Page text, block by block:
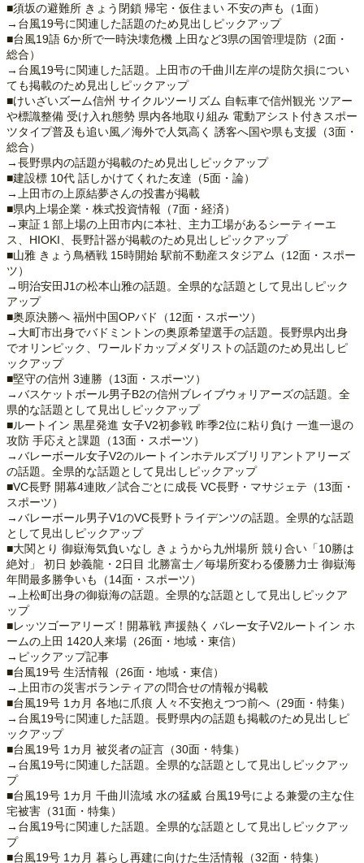
■須坂の避難所 きょう閉鎖 帰宅・仮住まい 不安の声も（1面）
→台風19号に関連した話題のため見出しピックアップ
■台風19語 6か所で一時決壊危機 上田など3県の国管理堤防（2面・
総合）
→台風19号に関連した話題。上田市の千曲川左岸の堤防欠損につい
ても掲載のため見出しピックアップ
■けいざいズーム信州 サイクルツーリズム 自転車で信州観光 ツアー
や標識整備 受け入れ態勢 県内各地取り組み 電動アシスト付きスポー
ツタイプ普及も追い風／海外で人気高く 誘客へ国や県も支援（3面・
総合）
→長野県内の話題が掲載のため見出しピックアップ
■建設標 10代 話しかけてくれた友達（5面・論）
→上田市の上原結夢さんの投書が掲載
■県内上場企業・株式投資情報（7面・経済）
→東証１部上場の上田市内に本社、主力工場があるシーティーエ
ス、HIOKI、長野計器が掲載のため見出しピックアップ
■山雅 きょう鳥栖戦 15時開始 駅前不動産スタジアム（12面・スポー
ツ）
→明治安田J1の松本山雅の話題。全県的な話題として見出しピック
アップ
■奥原決勝へ 福州中国OPバド（12面・スポーツ）
→大町市出身でバドミントンの奥原希望選手の話題。長野県内出身
でオリンピック、ワールドカップメダリストの話題のため見出しピ
ックアップ
■堅守の信州 3連勝（13面・スポーツ）
→バスケットボール男子B2の信州ブレイブウォリアーズの話題。全
県的な話題として見出しピックアップ
■ルートイン 黒星発進 女子V2初参戦 昨季2位に粘り負け 一進一退の
攻防 手応えと課題（13面・スポーツ）
→バレーボール女子V2のルートインホテルズブリリアントアリーズ
の話題。全県的な話題として見出しピックアップ
■VC長野 開幕4連敗／試合ごとに成長 VC長野・マサジェテ（13面・
スポーツ）
→バレーボール男子V1のVC長野トライデンツの話題。全県的な話題
として見出しピックアップ
■大関とり 御嶽海気負いなし きょうから九州場所 競り合い「10勝は
絶対」 初日 妙義龍・2日目 北勝富士／毎場所変わる優勝力士 御嶽海
年間最多勝争いも（14面・スポーツ）
→上松町出身の御嶽海の話題。全県的な話題として見出しピックア
ップ
■レッツゴーアリーズ！開幕戦 声援熱く バレー女子V2ルートイン ホ
ームの上田 1420人来場（26面・地域・東信）
→ピックアップ記事
■台風19号 生活情報（26面・地域・東信）
→上田市の災害ボランティアの問合せの情報が掲載
■台風19号 1カ月 各地に爪痕 人々不安抱えつつ前へ（29面・特集）
→台風19号に関連した話題。長野県内の話題も掲載のため見出しピ
ックアップ
■台風19号 1カ月 被災者の証言（30面・特集）
→台風19号に関連した話題。全県的な話題として見出しピックアッ
プ
■台風19号 1カ月 千曲川流域 水の猛威 台風19号による兼愛の主な住
宅被害（31面・特集）
→台風19号に関連した話題。全県的な話題として見出しピックアッ
プ
■台風19号 1カ月 暮らし再建に向けた生活情報（32面・特集）